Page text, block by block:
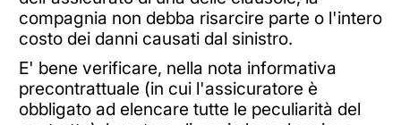
compagnia non debba risarcire parte o l'intero
costo dei danni causati dal sinistro.
E' bene verificare, nella nota informativa
precontrattuale (in cui l'assicuratore è
obbligato ad elencare tutte le peculiarità del